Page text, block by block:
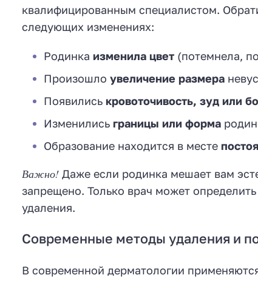
квалифицированным специалистом.
следующих изменениях:
Родинка изменила цвет (потемнела,
Произошло увеличение размера
Появились кровоточивость, зуд или
Изменились границы или форма
Образование находится в месте
Важно! Даже если родинка мешает вам
запрещено. Только врач может
удаления.
Современные методы удаления и
В современной дерматологии